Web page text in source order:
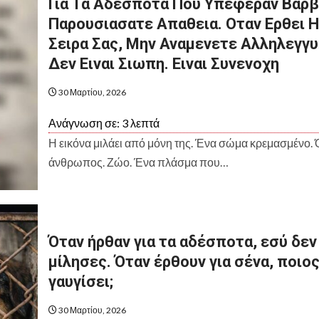
Για Τα Αδεσποτα Που Υπεφεραν
Παρουσιασατε Απαθεια. Οταν Ερθει Η
Σειρα Σας, Μην Αναμενετε
Δεν Ειναι Σιωπη. Ειναι Συνενοχη
30 Μαρτίου, 2026
Ανάγνωση σε: 3λεπτά
Η εικόνα μιλάει από μόνη της. Ένα σώμα κρεμασμένο.
άνθρωπος. Ζώο. Ένα πλάσμα που…
Όταν ήρθαν για τα αδέσποτα, εσύ δεν
μίλησες. Όταν έρθουν για σένα,
γαυγίσει;
30 Μαρτίου, 2026
Ο
Η
ΜΕΤΡΑ
ΟΧΙ ΜΟΝΟ
ΜΕΤΡΑ
Αυγούστου, 2026 2 Αυγούστου, 2026